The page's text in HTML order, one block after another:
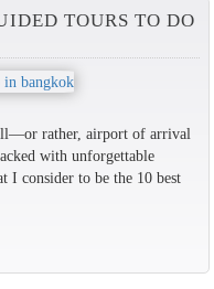
TOURS TO DO
rather, airport of arrival
with unforgettable
I consider to be the 10 best